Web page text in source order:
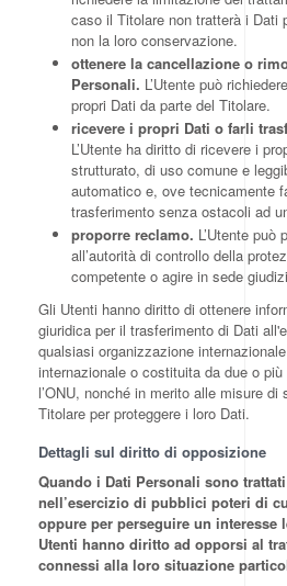
caso il Titolare non tratterà i Dati
non la loro conservazione.
ottenere la cancellazione o
Personali. L’Utente può
propri Dati da parte del Titolare.
ricevere i propri Dati o farli
L’Utente ha diritto di ricevere i
strutturato, di uso comune e
automatico e, ove tecnicamente
trasferimento senza ostacoli ad
proporre reclamo. L’Utente può
all’autorità di controllo della
competente o agire in sede
Gli Utenti hanno diritto di ottenere
giuridica per il trasferimento di Dati
qualsiasi organizzazione
internazionale o costituita da due o
l’ONU, nonché in merito alle misure
Titolare per proteggere i loro Dati.
Dettagli sul diritto di opposizione
Quando i Dati Personali sono
nell’esercizio di pubblici poteri di
oppure per perseguire un
Utenti hanno diritto ad opporsi al
connessi alla loro situazione